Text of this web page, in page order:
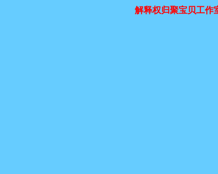
解释权归聚宝贝工作